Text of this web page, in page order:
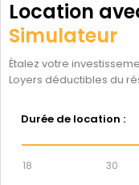
Location
Simulateur
Étalez votre
Loyers déductibles du
Durée de location :
18 30